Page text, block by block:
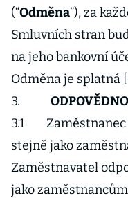
(“Odměna”), za
Smluvních stran
na jeho bankovní
Odměna je splatná
3.
3.1 Zaměstnanec
stejně jako
Zaměstnavatel
jako